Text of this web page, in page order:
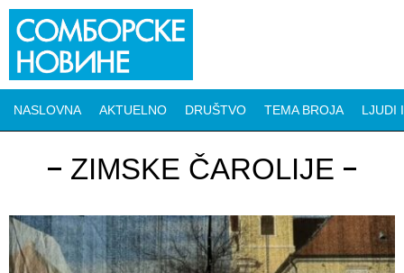
NASLOVNA AKTUELNO DRUŠTVO TEMA BROJA LJUDI
ZIMSKE ČAROLIJE